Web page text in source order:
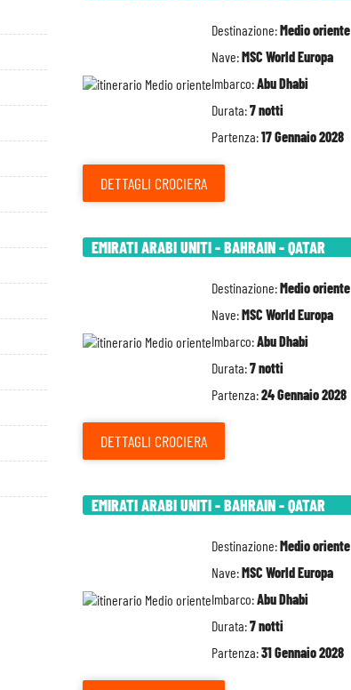
Destinazione:Medio oriente
Nave:MSC World Europa
Imbarco:Abu Dhabi
Durata:7 notti
Partenza:17 Gennaio 2028
DETTAGLI CROCIERA
EMIRATI ARABI UNITI - BAHRAIN - QATAR
Destinazione:Medio oriente
Nave:MSC World Europa
Imbarco:Abu Dhabi
Durata:7 notti
Partenza:24 Gennaio 2028
DETTAGLI CROCIERA
EMIRATI ARABI UNITI - BAHRAIN - QATAR
Destinazione:Medio oriente
Nave:MSC World Europa
Imbarco:Abu Dhabi
Durata:7 notti
Partenza:31 Gennaio 2028